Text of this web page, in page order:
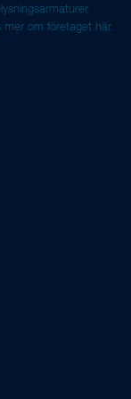
mer om företaget här.